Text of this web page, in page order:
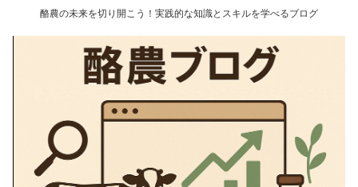
酪農の未来を切り開こう！実践的な知識とスキルを学べるブログ